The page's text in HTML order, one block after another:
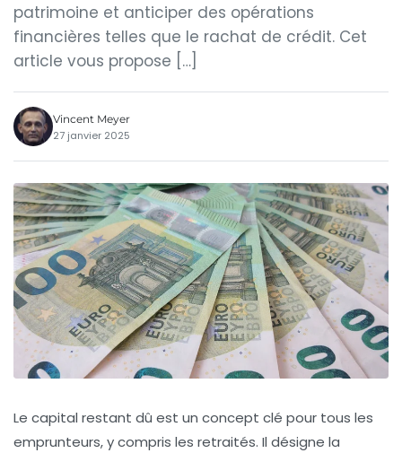
patrimoine et anticiper des opérations
financières telles que le rachat de crédit. Cet
article vous propose […]
Vincent Meyer
27 janvier 2025
Le capital restant dû est un concept clé pour tous les
emprunteurs, y compris les retraités. Il désigne la